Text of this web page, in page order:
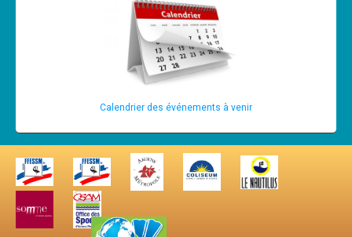
Calendrier des événements à venir